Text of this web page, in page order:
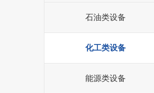
石油类设备
化工类设备
能源类设备